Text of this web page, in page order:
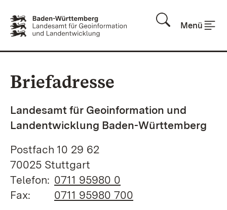
Menü
Briefadresse
Landesamt für Geoinformation und
Landentwicklung Baden-Württemberg
Postfach 10 29 62
70025 Stuttgart
Telefon: 0711 95980 0
Fax:
0711 95980 700